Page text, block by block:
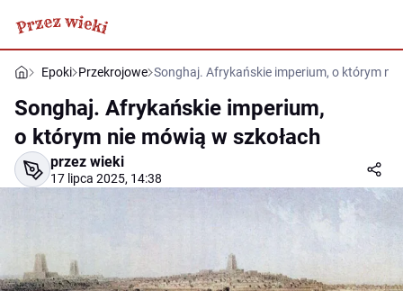
Epoki Przekrojowe Songhaj. Afrykańskie imperium, o którym
Songhaj. Afrykańskie imperium,
o którym nie mówią w szkołach
przez wieki
17 lipca 2025, 14:38